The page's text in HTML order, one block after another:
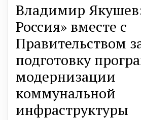
Владимир
Россия» вместе с
Правительством
подготовку
модернизации
коммунальной
инфраструктуры